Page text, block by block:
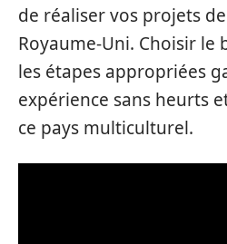
de réaliser vos projets
Royaume-Uni. Choisir le
les étapes appropriées
expérience sans heurts
ce pays multiculturel.